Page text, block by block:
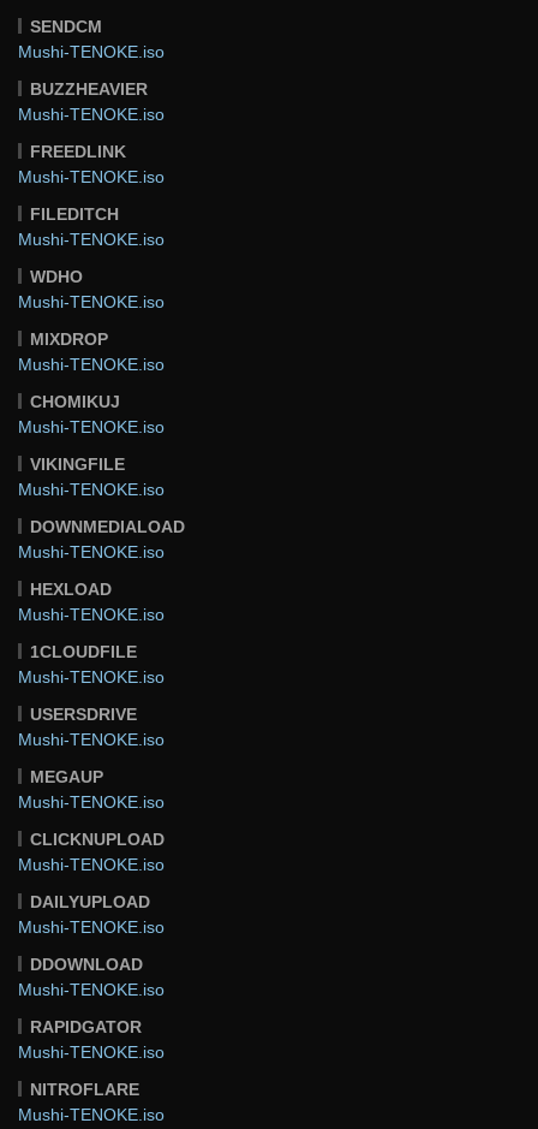
SENDCM
Mushi-TENOKE.iso
BUZZHEAVIER
Mushi-TENOKE.iso
FREEDLINK
Mushi-TENOKE.iso
FILEDITCH
Mushi-TENOKE.iso
WDHO
Mushi-TENOKE.iso
MIXDROP
Mushi-TENOKE.iso
CHOMIKUJ
Mushi-TENOKE.iso
VIKINGFILE
Mushi-TENOKE.iso
DOWNMEDIALOAD
Mushi-TENOKE.iso
HEXLOAD
Mushi-TENOKE.iso
1CLOUDFILE
Mushi-TENOKE.iso
USERSDRIVE
Mushi-TENOKE.iso
MEGAUP
Mushi-TENOKE.iso
CLICKNUPLOAD
Mushi-TENOKE.iso
DAILYUPLOAD
Mushi-TENOKE.iso
DDOWNLOAD
Mushi-TENOKE.iso
RAPIDGATOR
Mushi-TENOKE.iso
NITROFLARE
Mushi-TENOKE.iso